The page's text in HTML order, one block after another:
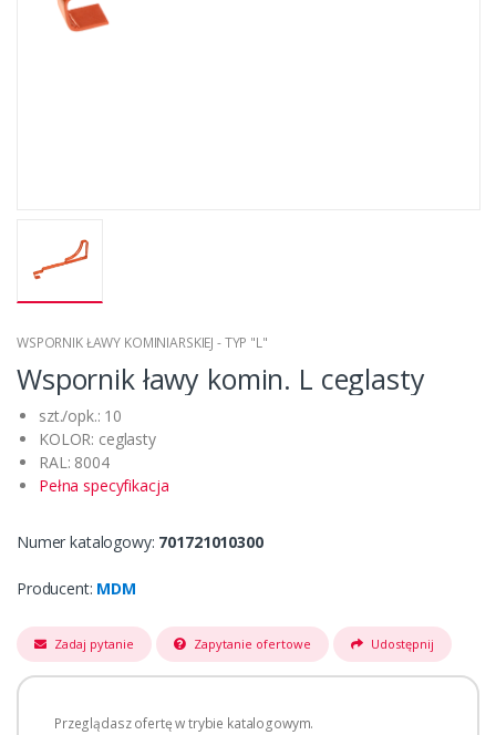
WSPORNIK ŁAWY KOMINIARSKIEJ - TYP "L"
Wspornik ławy komin. L ceglasty
szt./opk.: 10
KOLOR: ceglasty
RAL: 8004
Pełna specyfikacja
Numer katalogowy: 701721010300
Producent: MDM
Zadaj pytanie Zapytanie ofertowe Udostępnij
Przeglądasz ofertę w trybie katalogowym.